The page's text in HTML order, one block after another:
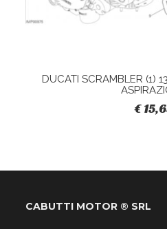
DUCATI SCRAMBLER (1)
€
CABUTTI MOTOR ® SRL